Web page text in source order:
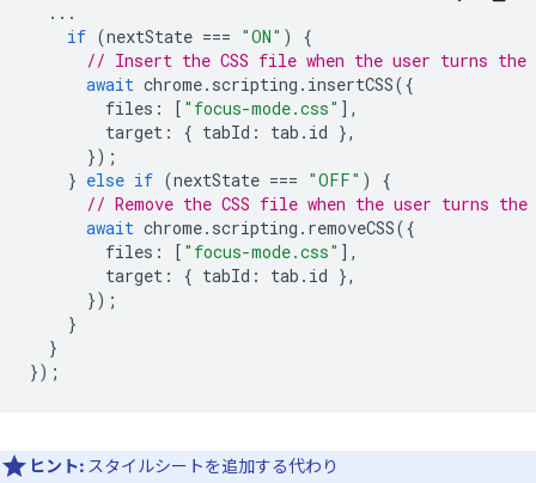
...
if (nextState === "ON" )
{
// Insert the CSS file when the user turns the
await chrome. scripting . insertCSS({
files : [ "focus-mode.css" ],
target : { tabId : tab . id },
});
} else if (nextState === "OFF" )
{
// Remove the CSS file when the user turns
await chrome. scripting . removeCSS({
files : [ "focus-mode.css" ],
target : { tabId : tab . id },
});
}
}
});
ヒント: スタイルシートを追加する代わり